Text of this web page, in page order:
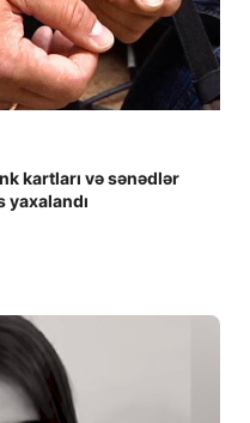
kartları və sənədlər
yaxalandı